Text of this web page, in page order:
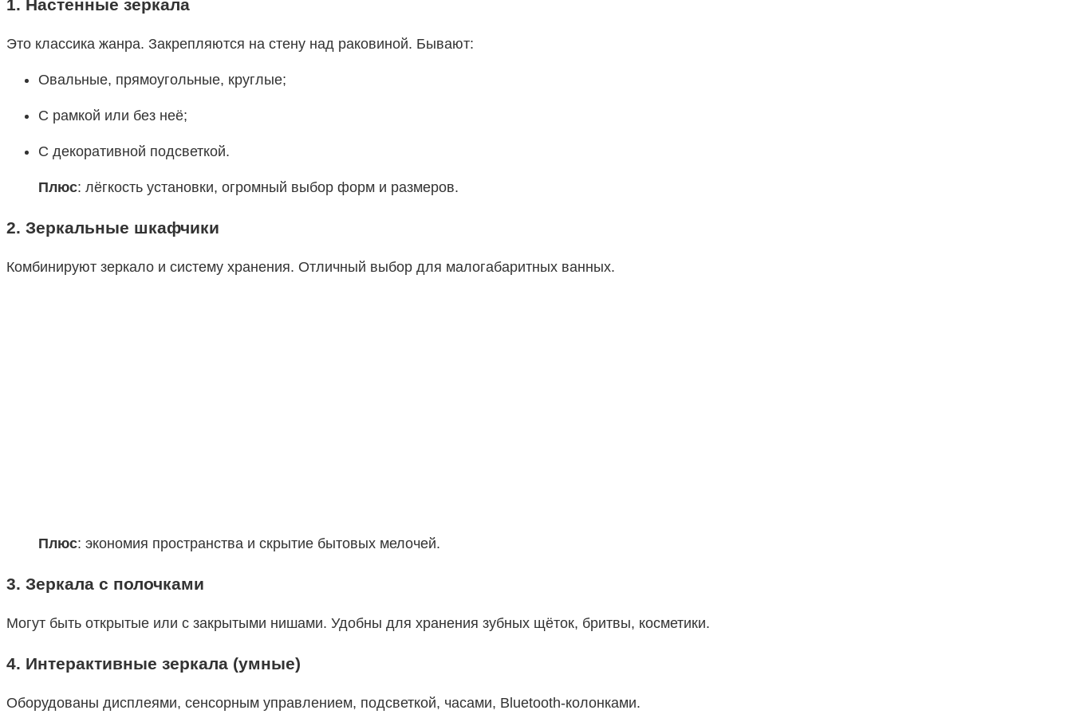
1. Настенные зеркала
Это классика жанра. Закрепляются на стену над раковиной. Бывают:
Овальные, прямоугольные, круглые;
С рамкой или без неё;
С декоративной подсветкой.
Плюс: лёгкость установки, огромный выбор форм и размеров.
2. Зеркальные шкафчики
Комбинируют зеркало и систему хранения. Отличный выбор для малогабаритных ванных.
Плюс: экономия пространства и скрытие бытовых мелочей.
3. Зеркала с полочками
Могут быть открытые или с закрытыми нишами. Удобны для хранения зубных щёток, бритвы, косметики.
4. Интерактивные зеркала (умные)
Оборудованы дисплеями, сенсорным управлением, подсветкой, часами, Bluetooth-колонками.